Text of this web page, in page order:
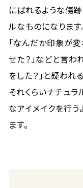
にばれるような傷
ルなものになります
「なんだか印象が変
せた？」などと言わ
をした？」と疑われ
それくらいナチュ
なアイメイクを行
ます。